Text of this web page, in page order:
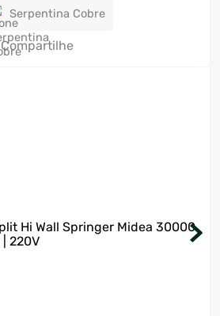
Serpentina Cobre
Compartilhe